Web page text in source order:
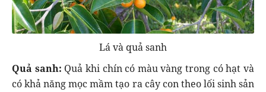
Lá và quả sanh
Quả sanh: Quả khi chín có màu vàng trong có hạt và
có khả năng mọc mầm tạo ra cây con theo lối sinh sản